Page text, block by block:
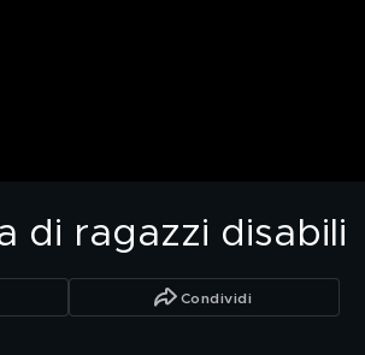
di ragazzi disabili
Condividi